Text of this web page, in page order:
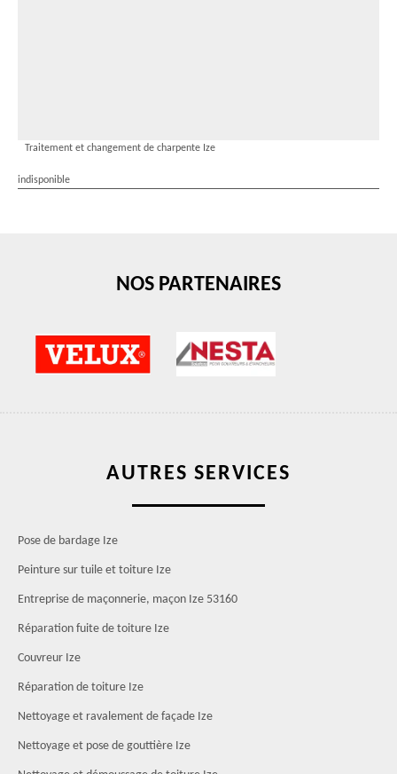
Traitement et changement de charpente Ize
indisponible
NOS PARTENAIRES
AUTRES SERVICES
Pose de bardage Ize
Peinture sur tuile et toiture Ize
Entreprise de maçonnerie, maçon Ize 53160
Réparation fuite de toiture Ize
Couvreur Ize
Réparation de toiture Ize
Nettoyage et ravalement de façade Ize
Nettoyage et pose de gouttière Ize